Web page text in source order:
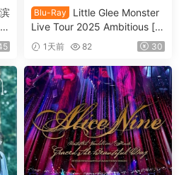
Blu-Ray
Little Glee Monster
Live Tour 2025 Ambitious [自
购原盘] [BDISO 36.6GB]
1天前 82 30